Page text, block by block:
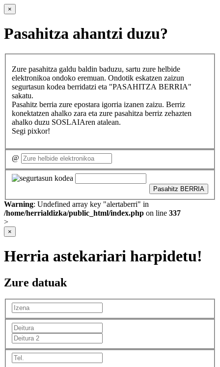
×
Pasahitza ahantzi duzu?
Zure pasahitza galdu baldin baduzu, sartu zure helbide
elektronikoa ondoko eremuan. Ondotik eskatzen zaizun
segurtasun kodea berridatzi eta "PASAHITZA BERRIA"
sakatu.
Pasahitz berria zure epostara igorria izanen zaizu. Berriz
konektatzen ahalko zara eta zure pasahitza berriz zehazten
ahalko duzu SOSLAIAren atalean.
Segi pixkor!
@
Pasahitz BERRIA
Warning: Undefined array key "alertaberri" in
/home/herrialdizka/public_html/index.php on line 337
>
×
Herria astekariari harpidetu!
Zure datuak